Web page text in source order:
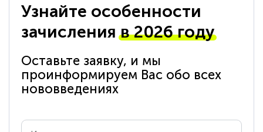
Узнайте особенности
зачисленияв 2026 году
Оставьте заявку, и мы
проинформируем Вас обо всех
нововведениях